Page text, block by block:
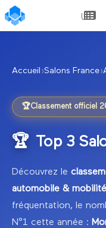
Accueil ›Salons France›
🏆Classement officiel
🏆 Top 3
Découvrez le
automobile & mobilité
fréquentation, le
N°1 cette année :